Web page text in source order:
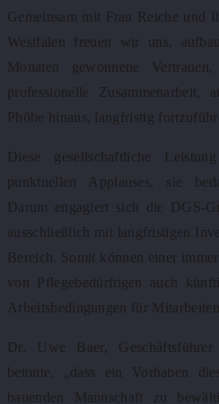
Gemeinsam mit Frau Reiche und
Westfalen freuen wir uns,
Monaten gewonnene
professionelle
Phöbe hinaus, langfristig
Diese gesellschaftliche
punktuellen Applauses, sie
Darum engagiert sich die DGS-
ausschließlich mit langfristigen
Bereich. Somit können einer
von Pflegebedürftigen auch
Arbeitsbedingungen für
Dr. Uwe Baer, Geschäftsführer
betonte, „dass ein Vorhaben
bauenden Mannschaft zu